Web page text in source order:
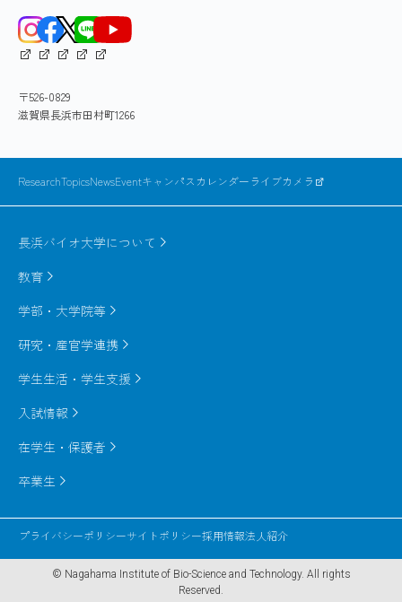
分子シミュレーションによる、タンパク質分子
複合体形成に関する研究
白質の構造の研究
ションを行う。これを効率化するために拡張アン
サンブル法という手法を適用している。 我々は
36残基からなる小蛋白質（図２）に適用した。い
ずれにおいても天然構造に非常に近い構造への折
のシミュレーションで実際に観察された立体構造
によって出現させられるようになってきた。
Protein Folding Studies by Molecular Simulations
We performed a folding simulation of a 16-residueβ-
from the fully extended conformation. We used
(MUCAREM) for efficient sampling. We successfully
observed the folding events to its native
conformation, and studied the folding scenario of G-
step of the folding of the hairpin peptide, and this
prevents misfolding to non-native conformations
of the simulation data, it was also shown that side-
chain hydrogen bonds near the turn region are
We also applied the method to a 36-residue globular
protein that is called "HP36". This simulation was also
protein molecule. Again, we successfully observed
folding events to its native structure, during the
folding time. We found again that a turn formation is
dehydration of hydrophobic-core side chains take
〒526-0829
滋賀県長浜市田村町1266
ResearchTopicsNewsEventキャンパスカレンダーライブカメラ
長浜バイオ大学について
研究・産官学連携
教育
学生生活・学生支援
学部・大学院等
入試情報
在学生・保護者
卒業生
プライバシーポリシーサイトポリシー採用情報法人紹介
© Nagahama Institute of Bio-Science and Technology. All rights
Reserved.